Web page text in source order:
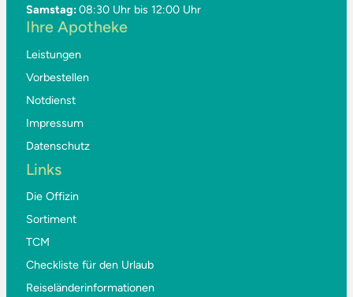
Samstag:08:30 Uhr bis 12:00 Uhr
Ihre Apotheke
Leistungen
Vorbestellen
Notdienst
Impressum
Datenschutz
Links
Die Offizin
Sortiment
TCM
Checkliste für den Urlaub
Reiseländerinformationen